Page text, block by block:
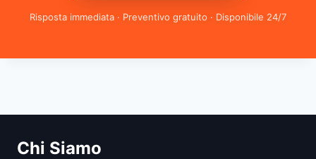
Risposta immediata · Preventivo gratuito · Disponibile 24/7
Chi Siamo